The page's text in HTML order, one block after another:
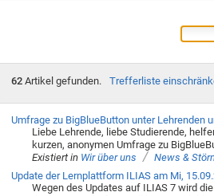
62Artikel gefunden. Trefferliste
Umfrage zu BigBlueButton unter Lehrenden
Liebe Lehrende, liebe Studierende,
kurzen, anonymen Umfrage zu
Existiert in Wir über uns / News &
Update der Lernplattform ILIAS am Mi,
Wegen des Updates auf ILIAS 7 wird